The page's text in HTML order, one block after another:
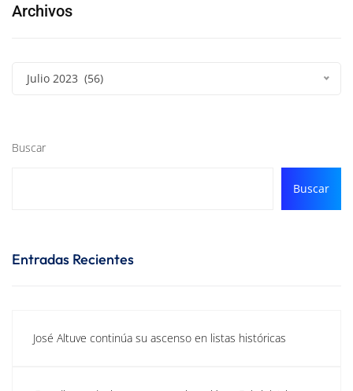
Archivos
Julio 2023 (56)
Buscar
Buscar
Entradas Recientes
José Altuve continúa su ascenso en listas históricas